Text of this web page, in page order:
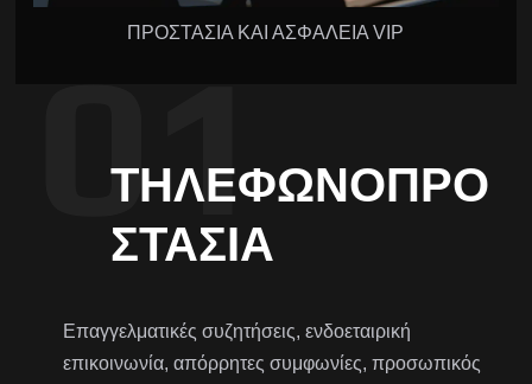
ΠΡΟΣΤΑΣΙΑ ΚΑΙ ΑΣΦΑΛΕΙΑ VIP
ΤΗΛΕΦΩΝΟΠΡΟ
ΣΤΑΣΊΑ
Επαγγελματικές συζητήσεις, ενδοεταιρική
επικοινωνία, απόρρητες συμφωνίες, προσωπικός